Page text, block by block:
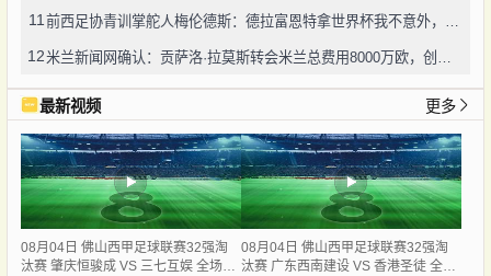
11
12
最新视频 更多
08月04日 佛山西甲足球联赛32强淘
汰赛 肇庆恒骏成 VS 三七互娱 全场录
08月04日 佛山西甲足球联赛32强淘
汰赛 广东西南建设 VS 香港圣徒 全场